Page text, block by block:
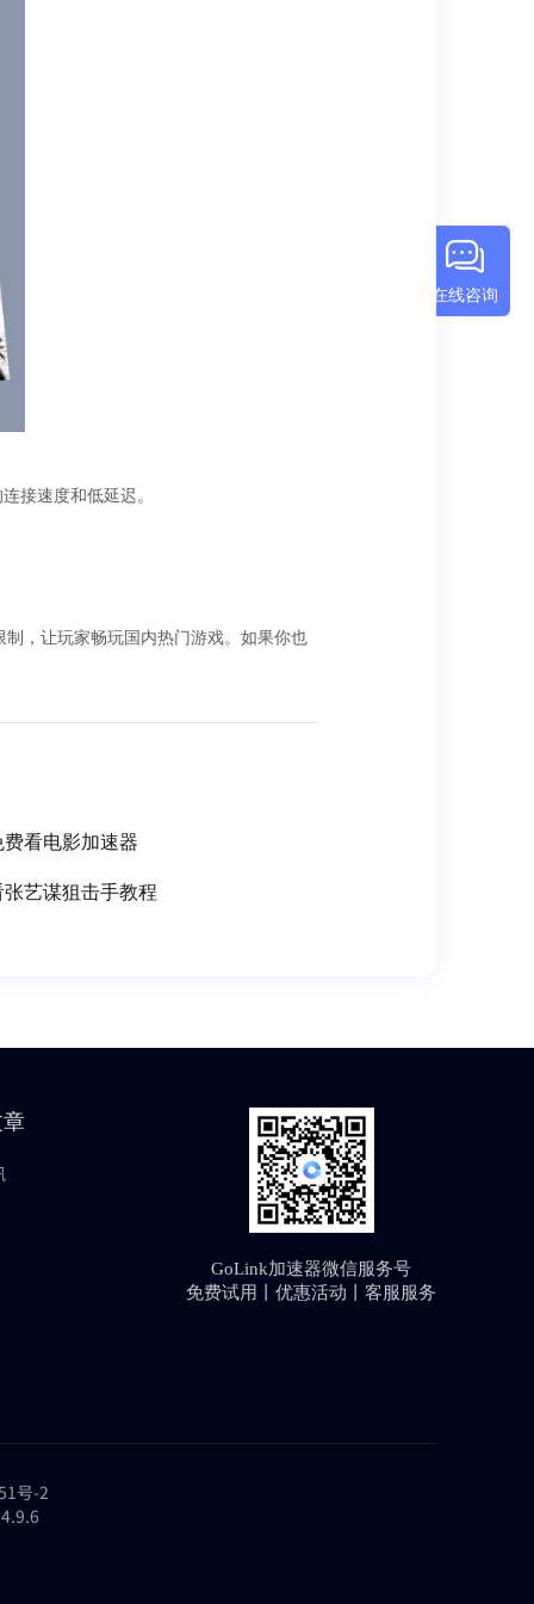
在线咨询
接速度和低延迟。
，让玩家畅玩国内热门游戏。如果你也
看电影加速器
艺谋狙击手教程
GoLink加速器微信服务号
免费试用丨优惠活动丨客服服务
号-2